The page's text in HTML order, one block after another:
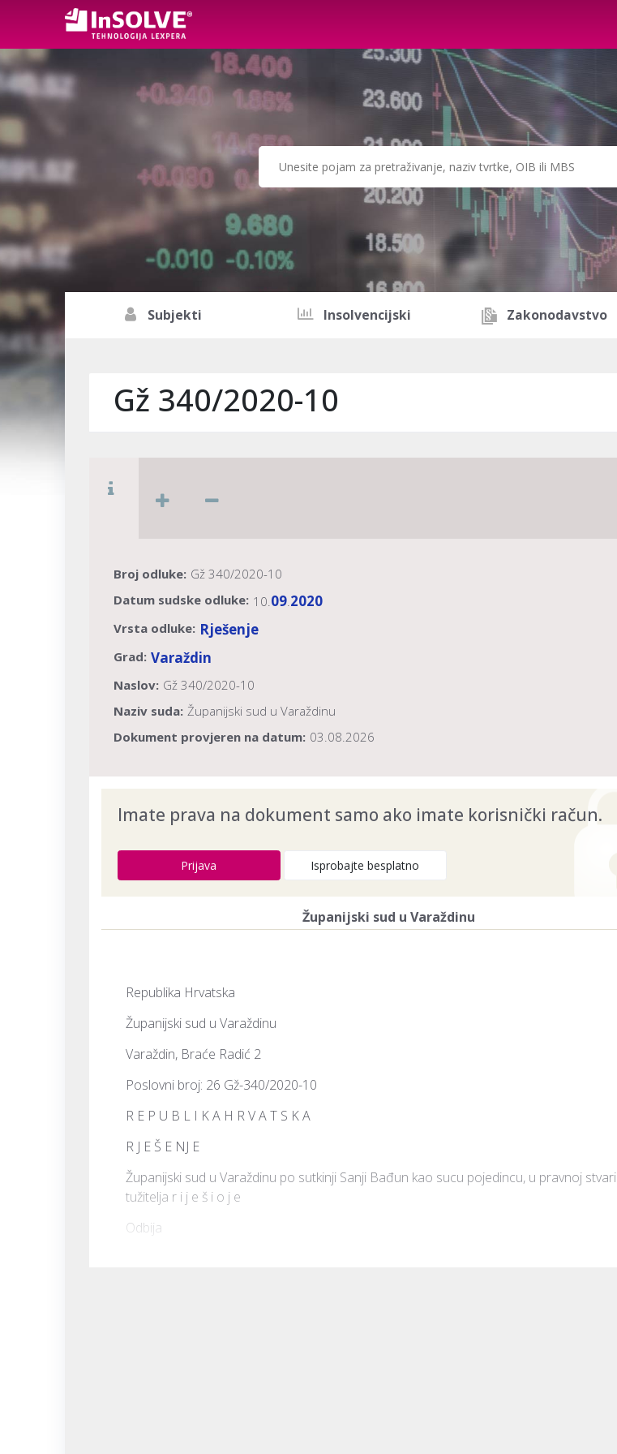
Subjekti Insolvencijski Zakonodavstvo
Gž 340/2020-10
Broj odluke: Gž 340/2020-10
Datum sudske odluke: 10.09.2020
Vrsta odluke: Rješenje
Grad: Varaždin
Naslov: Gž 340/2020-10
Naziv suda: Županijski sud u Varaždinu
Dokument provjeren na datum: 03.08.2026
Imate prava na dokument samo ako imate korisnički račun.
Prijava Isprobajte besplatno
Županijski sud u Varaždinu
Republika Hrvatska
Županijski sud u Varaždinu
Varaždin, Braće Radić 2
Poslovni broj: 26 Gž-340/2020-10
R E P U B L I K A H R V A T S K A
R J E Š E NJ E
Županijski sud u Varaždinu po sutkinji Sanji Bađun kao sucu pojedincu, u pravnoj stvari
tužitelja r i j e š i o j e
Odbija